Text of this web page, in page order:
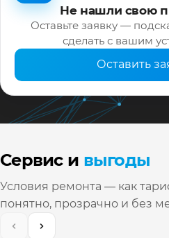
Не нашли свою
Оставьте заявку —
сделать с вашим
Оставить
Сервис и выгоды
Условия ремонта — как
понятно, прозрачно и без